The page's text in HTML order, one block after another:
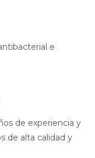
e
de experiencia y
de alta calidad y